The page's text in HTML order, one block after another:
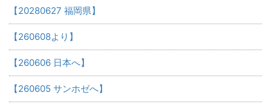
【20280627 福岡県】
【260608より】
【260606 日本へ】
【260605 サンホゼへ】